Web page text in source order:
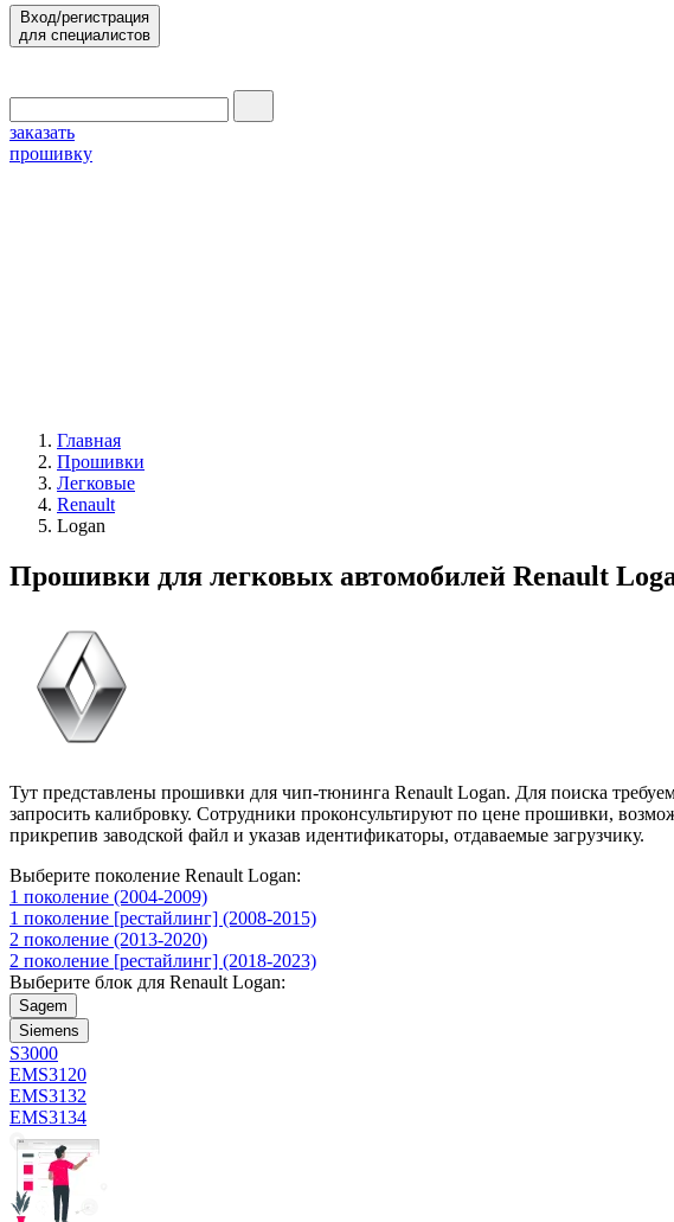
Вход/регистрация
для специалистов
заказать
прошивку
Главная
Прошивки
Легковые
Renault
Logan
Прошивки для легковых автомобилей Renault
Тут представлены прошивки для чип-тюнинга Renault Logan. Для поиска
запросить калибровку. Сотрудники проконсультируют по цене прошивки,
прикрепив заводской файл и указав идентификаторы, отдаваемые загрузчику.
Выберите поколение Renault Logan:
1 поколение (2004-2009)
1 поколение [рестайлинг] (2008-2015)
2 поколение (2013-2020)
2 поколение [рестайлинг] (2018-2023)
Выберите блок для Renault Logan:
Sagem
Siemens
S3000
EMS3120
EMS3132
EMS3134